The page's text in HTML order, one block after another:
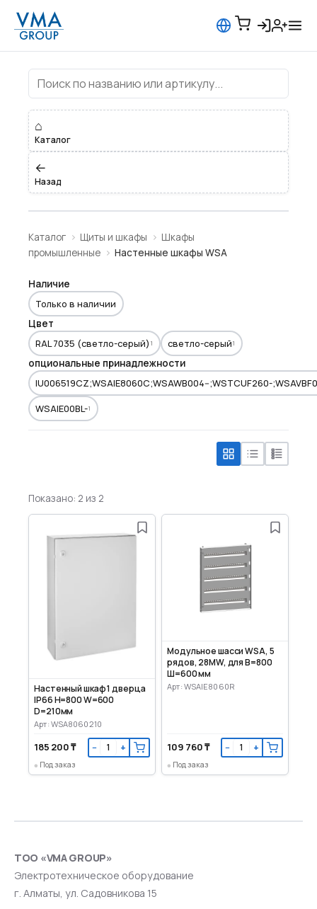
Настенные шкафы WSA
⌂
Каталог
←
Назад
Каталог Щиты и шкафы
Шкафы
промышленные
Настенные шкафы WSA
Наличие
Только в наличии
Цвет
RAL 7035 (светло-серый) 1 светло-серый1
опциональные принадлежности
IU006519CZ;WSAIE8060C;WSAWB004--;WSTCUF260-
WSAIE00BL-1
Показано: 2 из 2
Настенный шкаф 1 дверца
IP66 H=800 W=600
D=210мм
Арт: WSA8060210
185 200 ₸ − +
Под заказ
Модульное шасси WSA, 5
рядов, 28MW, для В=800
Ш=600 мм
Арт: WSAIE8060R
109 760 ₸ − +
Под заказ
ТОО «VMA GROUP»
Электротехническое оборудование
г. Алматы, ул. Садовникова 15